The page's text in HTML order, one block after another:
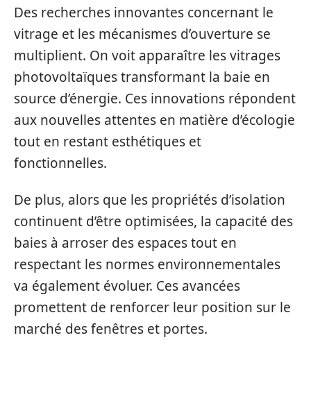
Des recherches innovantes concernant le
vitrage et les mécanismes d’ouverture se
multiplient. On voit apparaître les vitrages
photovoltaïques transformant la baie en
source d’énergie. Ces innovations répondent
aux nouvelles attentes en matière d’écologie
tout en restant esthétiques et
fonctionnelles.
De plus, alors que les propriétés d’isolation
continuent d’être optimisées, la capacité des
baies à arroser des espaces tout en
respectant les normes environnementales
va également évoluer. Ces avancées
promettent de renforcer leur position sur le
marché des fenêtres et portes.